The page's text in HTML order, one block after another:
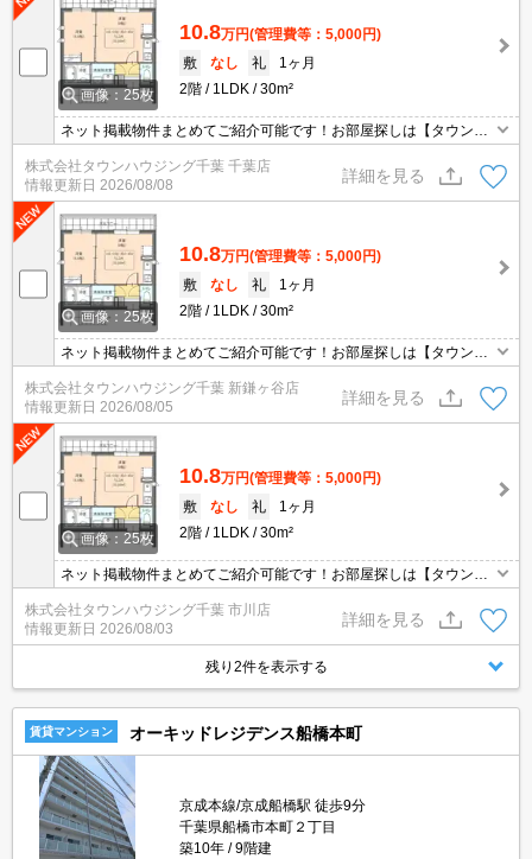
画像：25枚
10.8万円(管理費等：5,000円)
敷
なし 礼
1ヶ月
2階
1LDK 30m²
ネット掲載物件まとめてご紹介可能です！お部屋探しは【タウンハ
ウジング】にお任せください！※オンライン内見・現地待ち合わせ
は事前にご相談ください。
株式会社タウンハウジング千葉 千葉店
情報更新日 2026/08/08
詳細を見る
画像：25枚
10.8万円(管理費等：5,000円)
敷
なし 礼
1ヶ月
2階
1LDK 30m²
ネット掲載物件まとめてご紹介可能です！お部屋探しは【タウンハ
ウジング】にお任せください！※オンライン内見・現地待ち合わせ
は事前にご相談ください。
株式会社タウンハウジング千葉 新鎌ヶ谷店
情報更新日 2026/08/05
詳細を見る
画像：25枚
10.8万円(管理費等：5,000円)
敷
なし 礼
1ヶ月
2階
1LDK 30m²
ネット掲載物件まとめてご紹介可能です！お部屋探しは【タウンハ
ウジング】にお任せください！※オンライン内見・現地待ち合わせ
は事前にご相談ください。
株式会社タウンハウジング千葉 市川店
情報更新日 2026/08/03
詳細を見る
残り2件を表示する
賃貸マンション オーキッドレジデンス船橋本町
京成本線/京成船橋駅 徒歩9分
千葉県船橋市本町２丁目
築10年
9階建